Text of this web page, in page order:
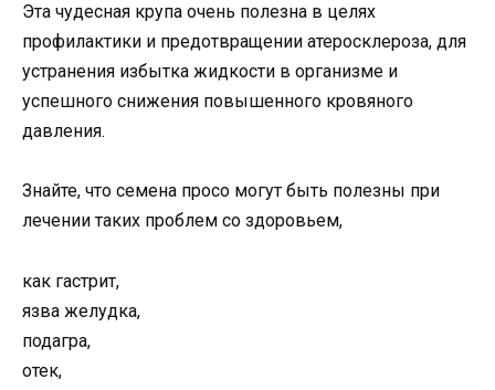
Эта чудесная крупа очень полезна в целях
профилактики и предотвращении атеросклероза, для
устранения избытка жидкости в организме и
успешного снижения повышенного кровяного
давления.
Знайте, что семена просо могут быть полезны при
лечении таких проблем со здоровьем,
как гастрит,
язва желудка,
подагра,
отек,